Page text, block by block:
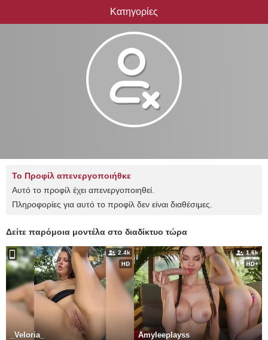
Το Προφίλ απενεργοποιήθκε
Αυτό το προφίλ έχει απενεργοποιηθεί.
Πληροφορίες για αυτό το προφίλ δεν είναι διαθέσιμες.
Δείτε παρόμοια μοντέλα στο διαδίκτυο τώρα
2.4k
_Veloria_
1.6k
Amyleeplayss
Κατηγορίες